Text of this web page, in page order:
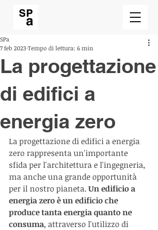
La progettazione
di edifici a
energia zero
SPa
7 feb 2023Tempo di lettura: 6 min
La progettazione di edifici a energia
zero rappresenta un'importante
sfida per l'architettura e l'ingegneria,
ma anche una grande opportunità
per il nostro pianeta. Un edificio a
energia zero è un edificio che
produce tanta energia quanto ne
consuma, attraverso l'utilizzo di